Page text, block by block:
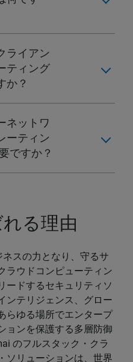
ライアン
ティング
か？
ネットワ
ーティン
ですか？
る理由
スの力となり、守るサ
ラウドコンピューティン
ードするセキュリティソ
ンテリジェンス、グロー
らゆる場所でエンタープ
ョンを保護する多層防御
のフルスタック・クラ
ソリューションは、世界